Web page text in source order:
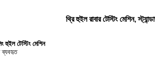
থ্রি হুইল রাবার টেস্টিং মেশিন,
হুইল টেস্টিং মেশিন
ব্যবহৃত